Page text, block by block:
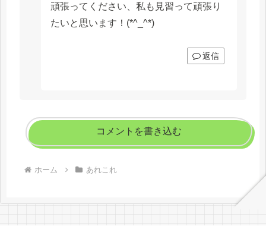
頑張ってください、私も見習って頑張り
たいと思います！(*^_^*)
返信
コメントを書き込む
ホーム あれこれ